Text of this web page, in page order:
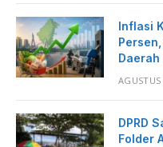
Inflasi
Daerah
DPRD
Folder